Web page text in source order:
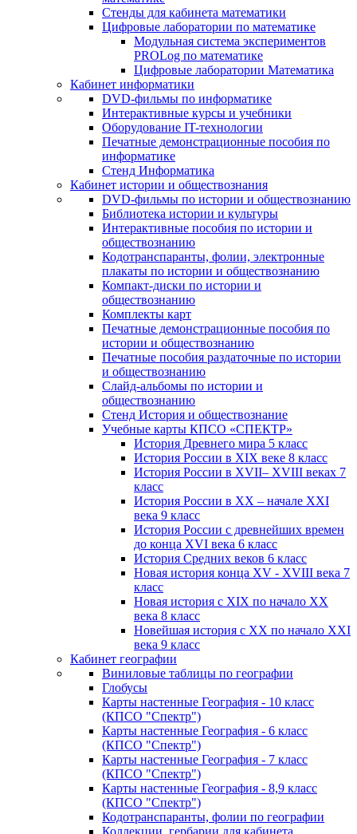
Стенды для кабинета математики
Цифровые лаборатории по математике
Модульная система экспериментов
PROLog по математике
Цифровые лаборатории Математика
Кабинет информатики
DVD-фильмы по информатике
Интерактивные курсы и учебники
Оборудование IT-технологии
Печатные демонстрационные пособия по
информатике
Стенд Информатика
Кабинет истории и обществознания
DVD-фильмы по истории и обществознанию
Библиотека истории и культуры
Интерактивные пособия по истории и
обществознанию
Кодотранспаранты, фолии, электронные
плакаты по истории и обществознанию
Компакт-диски по истории и
обществознанию
Комплекты карт
Печатные демонстрационные пособия по
истории и обществознанию
Печатные пособия раздаточные по истории
и обществознанию
Слайд-альбомы по истории и
обществознанию
Стенд История и обществознание
Учебные карты КПСО «СПЕКТР»
История Древнего мира 5 класс
История России в XIX веке 8 класс
История России в XVII– XVIII веках 7
класс
История России в XX – начале XXI
века 9 класс
История России с древнейших времен
до конца XVI века 6 класс
История Средних веков 6 класс
Новая история конца XV - XVIII века 7
класс
Новая история с XIX по начало XX
века 8 класс
Новейшая история с XX по начало XXI
века 9 класс
Кабинет географии
Виниловые таблицы по географии
Глобусы
Карты настенные География - 10 класс
(КПСО "Спектр")
Карты настенные География - 6 класс
(КПСО "Спектр")
Карты настенные География - 7 класс
(КПСО "Спектр")
Карты настенные География - 8,9 класс
(КПСО "Спектр")
Кодотранспаранты, фолии по географии
Коллекции, гербарии для кабинета